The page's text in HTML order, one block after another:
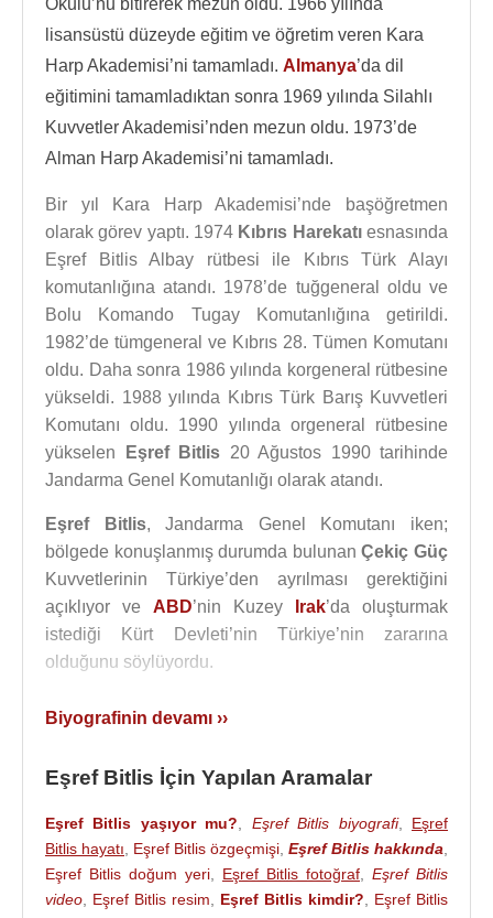
Okulu’nu bitirerek mezun oldu. 1966 yılında
lisansüstü düzeyde eğitim ve öğretim veren Kara
Harp Akademisi’ni tamamladı. Almanya’da dil
eğitimini tamamladıktan sonra 1969 yılında Silahlı
Kuvvetler Akademisi’nden mezun oldu. 1973’de
Alman Harp Akademisi’ni tamamladı.
Bir yıl Kara Harp Akademisi’nde başöğretmen
olarak görev yaptı. 1974 Kıbrıs Harekatıesnasında
Eşref Bitlis Albay rütbesi ile Kıbrıs Türk Alayı
komutanlığına atandı. 1978’de tuğgeneral oldu ve
Bolu Komando Tugay Komutanlığına getirildi.
1982’de tümgeneral ve Kıbrıs 28. Tümen Komutanı
oldu. Daha sonra 1986 yılında korgeneral rütbesine
yükseldi. 1988 yılında Kıbrıs Türk Barış Kuvvetleri
Komutanı oldu. 1990 yılında orgeneral rütbesine
yükselen
Eşref Bitlis 20 Ağustos 1990 tarihinde
Jandarma Genel Komutanlığı olarak atandı.
Eşref Bitlis, Jandarma Genel Komutanı iken;
bölgede konuşlanmış durumda bulunanÇekiç Güç
Kuvvetlerinin Türkiye’den ayrılması gerektiğini
açıklıyor ve ABD’nin Kuzey Irak’da oluşturmak
istediği Kürt Devleti’nin Türkiye’nin zararına
olduğunu söylüyordu.
Güvercinlik Havaalanı’ndan
Yapılan açıklamalarda uçağın buzlanmadan
düştüğü belirtildi, ancak kaza sonuç raporu kimseyi
tatmin etmedi.
17 Şubat 1993 tarihinde kalkıştan 5 dakika sonra
Biyografinin devamı ››
Eşref Bitlis İçin Yapılan Aramalar
Eşref Bitlis yaşıyor mu? Eşref Bitlis biyografi, Eşref
Bitlis hayatı
Eşref Bitlis özgeçmişi Eşref Bitlis hakkında
Eşref Bitlis doğum yeri
Eşref Bitlis fotoğraf
Eşref Bitlis
video
Eşref Bitlis resim Eşref Bitlis kimdir?
Eşref Bitlis